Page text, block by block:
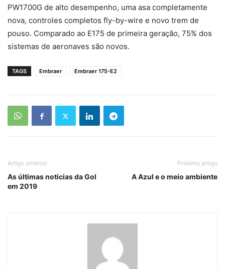
PW1700G de alto desempenho, uma asa completamente
nova, controles completos fly-by-wire e novo trem de
pouso. Comparado ao E175 de primeira geração, 75% dos
sistemas de aeronaves são novos.
TAGS Embraer Embraer 175-E2
Artigo anterior
As últimas noticias da Gol
em 2019
Próximo artigo
A Azul e o meio ambiente